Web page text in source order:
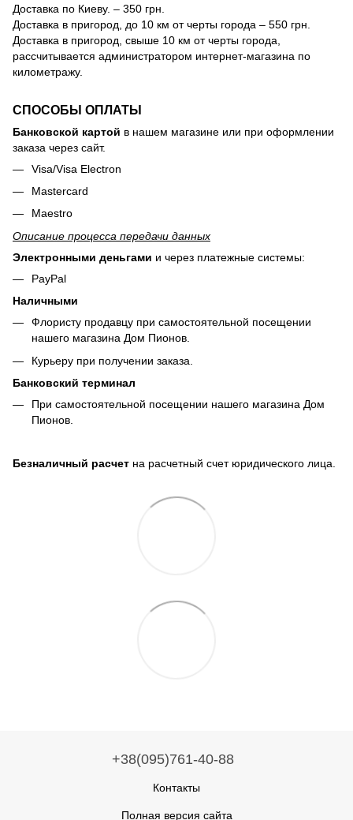
Доставка по Киеву. – 350 грн.
Доставка в пригород, до 10 км от черты города – 550 грн.
Доставка в пригород, свыше 10 км от черты города,
рассчитывается администратором интернет-магазина по
километражу.
СПОСОБЫ ОПЛАТЫ
Банковской картой в нашем магазине или при оформлении
заказа через сайт.
Visa/Visa Electron
Mastercard
Maestro
Описание процесса передачи данных
Электронными деньгами и через платежные системы:
PayPal
Наличными
Флористу продавцу при самостоятельной посещении
нашего магазина Дом Пионов.
Курьеру при получении заказа.
Банковский терминал
При самостоятельной посещении нашего магазина Дом
Пионов.
Безналичный расчет на расчетный счет юридического лица.
+38(095)761-40-88
Контакты
Полная версия сайта